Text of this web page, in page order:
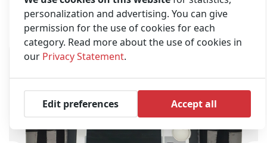
Häufig zusammen gekauft
personalization and advertising. You can give
permission for the use of cookies for each
category. Read more about the use of cookies in
our Privacy Statement.
Edit preferences Accept all